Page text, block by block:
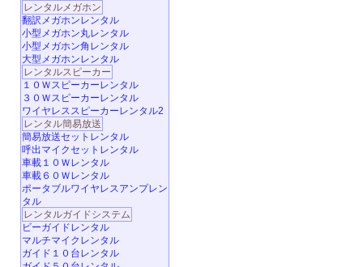
レンタルメガホン
翻訳メガホンレンタル
小型メガホン丸レンタル
小型メガホン角レンタル
大型メガホンレンタル
レンタルスピーカー
１０Ｗスピーカーレンタル
３０Ｗスピーカーレンタル
ワイヤレススピーカーレンタル2
レンタル簡易放送
簡易放送セットレンタル
呼出マイクセットレンタル
車載１０Ｗレンタル
車載６０Ｗレンタル
ポータブルワイヤレスアンプレン
タル
レンタルガイドシステム
ビーガイドレンタル
マルチマイクレンタル
ガイド１０台レンタル